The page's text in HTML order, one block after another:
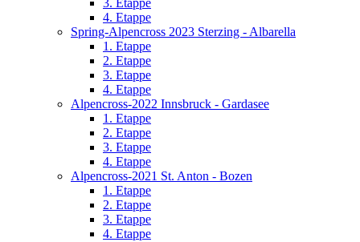
4. Etappe
Spring-Alpencross 2023 Sterzing - Albarella
1. Etappe
2. Etappe
3. Etappe
4. Etappe
Alpencross-2022 Innsbruck - Gardasee
1. Etappe
2. Etappe
3. Etappe
4. Etappe
Alpencross-2021 St. Anton - Bozen
1. Etappe
2. Etappe
3. Etappe
4. Etappe